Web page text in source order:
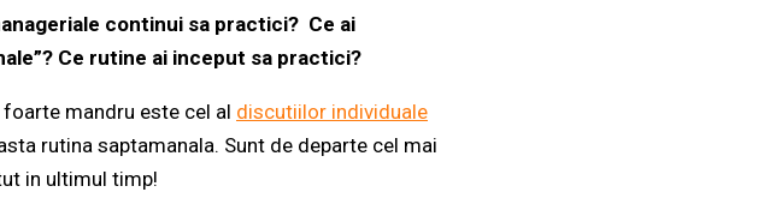
continui sa practici? Ce ai
Ce rutine ai inceput sa practici?
mandru este cel al discutiilor individuale
rutina saptamanala. Sunt de departe cel mai
in ultimul timp!